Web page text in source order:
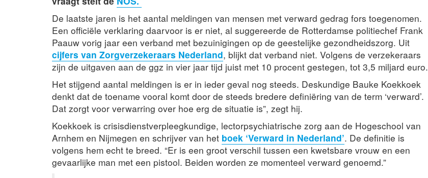
De laatste jaren is het aantal meldingen van mensen met verward gedrag fors toegenomen.
Een officiële verklaring daarvoor is er niet, al suggereerde de Rotterdamse politiechef Frank
Paauw vorig jaar een verband met bezuinigingen op de geestelijke gezondheidszorg. Uit
cijfers van Zorgverzekeraars Nederland, blijkt dat verband niet. Volgens de verzekeraars
zijn de uitgaven aan de ggz in vier jaar tijd juist met 10 procent gestegen, tot 3,5 miljard euro.
Het stijgend aantal meldingen is er in ieder geval nog steeds. Deskundige Bauke Koekkoek
denkt dat de toename vooral komt door de steeds bredere definiëring van de term ‘verward’.
Dat zorgt voor verwarring over hoe erg de situatie is”, zegt hij.
Koekkoek is crisisdienstverpleegkundige, lectorpsychiatrische zorg aan de Hogeschool van
Arnhem en Nijmegen en schrijver van het boek ‘Verward in Nederland’. De definitie is
volgens hem echt te breed. “Er is een groot verschil tussen een kwetsbare vrouw en een
gevaarlijke man met een pistool. Beiden worden ze momenteel verward genoemd.”